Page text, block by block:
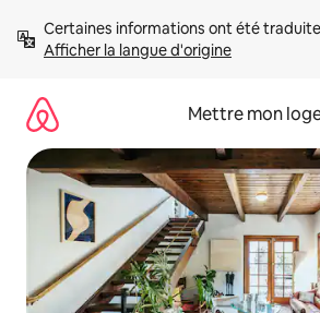
directement
Afficher la langue d'origine
Mettre mon